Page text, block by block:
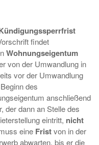
findet
Wohnungseigentum
von der Umwandlung in
vor der Umwandlung
des
anschließend
der dann an Stelle des
eintritt, nicht
eine Fristvon in der
abwarten, bis er die